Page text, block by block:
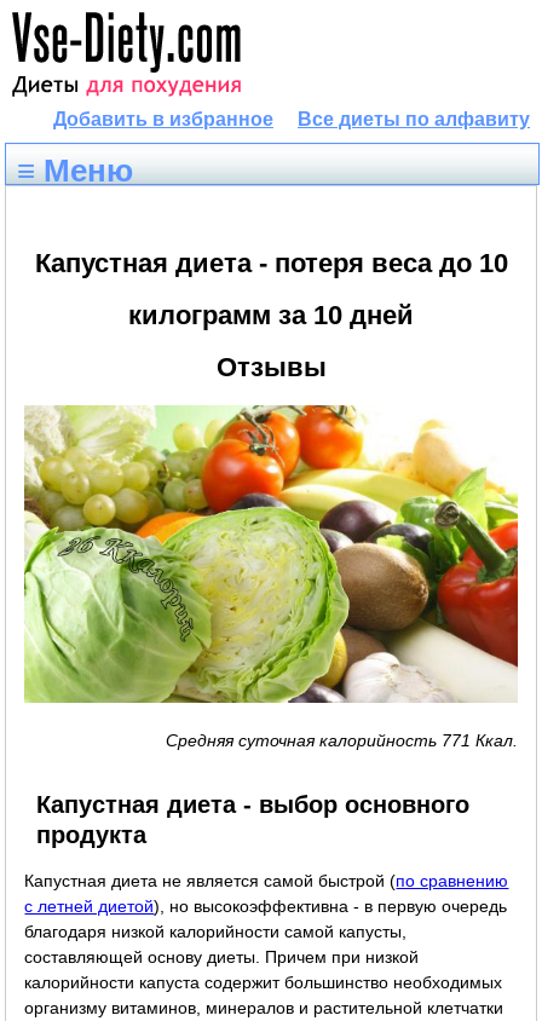
Все диеты по алфавиту
Добавить в избранное
≡ Меню
Капустная диета - потеря веса до 10
килограмм за 10 дней
Отзывы
Средняя суточная калорийность 771 Ккал.
Капустная диета - выбор основного
продукта
Капустная диета не является самой быстрой (по сравнению
с летней диетой), но высокоэффективна - в первую очередь
благодаря низкой калорийности самой капусты,
составляющей основу диеты. Причем при низкой
калорийности капуста содержит большинство необходимых
организму витаминов, минералов и растительной клетчатки